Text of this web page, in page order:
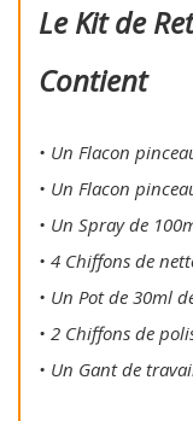
Le Kit de
Contient
• Un Flacon
• Un Flacon
• Un Spray de
• 4 Chiffons de
• Un Pot de 30ml
• 2 Chiffons de
• Un Gant de